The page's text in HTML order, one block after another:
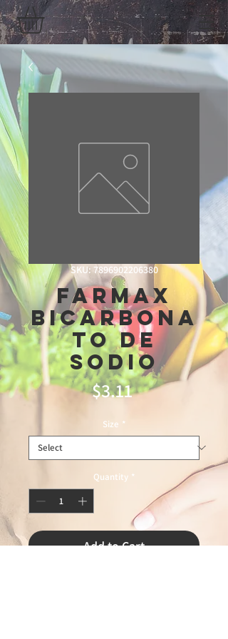
SKU: 7896902206380
Farmax
Bicarbona
to De
Sodio
$3.11Price
Size *
Quantity *
Add to Cart